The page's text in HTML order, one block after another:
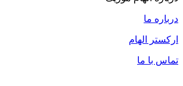
درباره ما
ارکستر الهام
تماس با ما